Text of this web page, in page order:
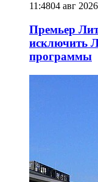
11:4804 авг 2026
Премьер
исключить
программы